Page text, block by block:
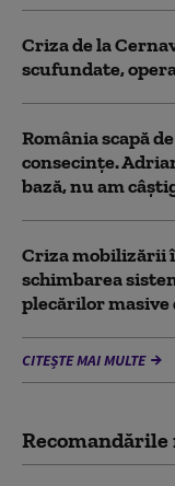
Criza de la
scufundate,
România scapă
consecinţe.
bază, nu am
Criza mobilizării
schimbarea
plecărilor
CITEȘTE MAI MULTE